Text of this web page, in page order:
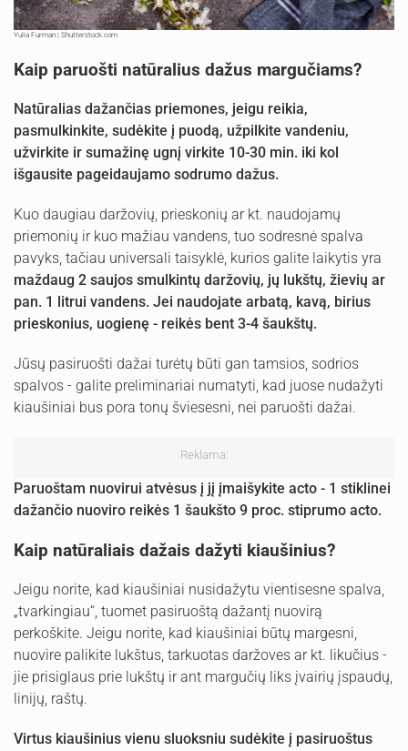
Yulia Furman | Shutterstock.com
Kaip paruošti natūralius dažus margučiams?
Natūralias dažančias priemones, jeigu reikia,
pasmulkinkite, sudėkite į puodą, užpilkite vandeniu,
užvirkite ir sumažinę ugnį virkite 10-30 min. iki kol
išgausite pageidaujamo sodrumo dažus.
Kuo daugiau daržovių, prieskonių ar kt. naudojamų
priemonių ir kuo mažiau vandens, tuo sodresnė spalva
pavyks, tačiau universali taisyklė, kurios galite laikytis yra
maždaug 2 saujos smulkintų daržovių, jų lukštų, žievių ar
pan. 1 litrui vandens. Jei naudojate arbatą, kavą, birius
prieskonius, uogienę - reikės bent 3-4 šaukštų.
Jūsų pasiruošti dažai turėtų būti gan tamsios, sodrios
spalvos - galite preliminariai numatyti, kad juose nudažyti
kiaušiniai bus pora tonų šviesesni, nei paruošti dažai.
Reklama:
Paruoštam nuovirui atvėsus į jį įmaišykite acto - 1 stiklinei
dažančio nuoviro reikės 1 šaukšto 9 proc. stiprumo acto.
Kaip natūraliais dažais dažyti kiaušinius?
Jeigu norite, kad kiaušiniai nusidažytu vientisesne spalva,
„tvarkingiau“, tuomet pasiruoštą dažantį nuovirą
perkoškite. Jeigu norite, kad kiaušiniai būtų margesni,
nuovire palikite lukštus, tarkuotas daržoves ar kt. likučius -
jie prisiglaus prie lukštų ir ant margučių liks įvairių įspaudų,
linijų, raštų.
Virtus kiaušinius vienu sluoksniu sudėkite į pasiruoštus